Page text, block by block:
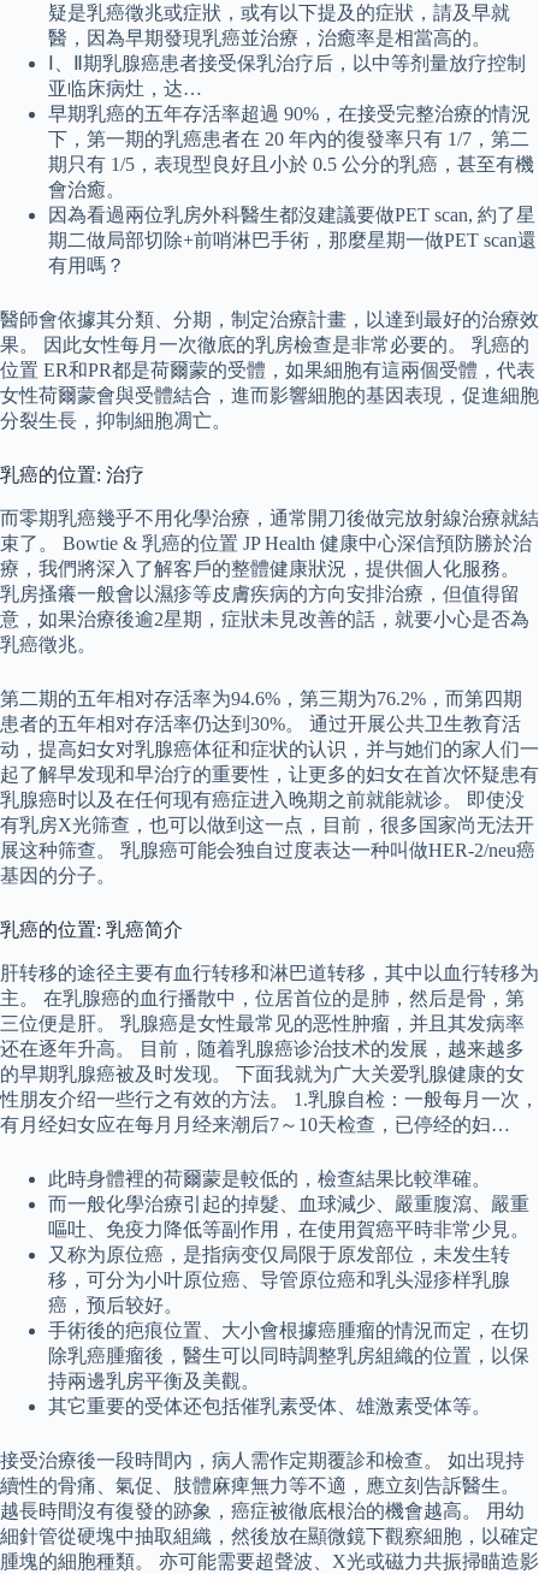
疑是乳癌徵兆或症狀，或有以下提及的症狀，請及早就
醫，因為早期發現乳癌並治療，治癒率是相當高的。
Ⅰ、Ⅱ期乳腺癌患者接受保乳治疗后，以中等剂量放疗控制
亚临床病灶，达…
早期乳癌的五年存活率超過 90%，在接受完整治療的情況
下，第一期的乳癌患者在 20 年內的復發率只有 1/7，第二
期只有 1/5，表現型良好且小於 0.5 公分的乳癌，甚至有機
會治癒。
因為看過兩位乳房外科醫生都沒建議要做PET scan, 約了星
期二做局部切除+前哨淋巴手術，那麼星期一做PET scan還
有用嗎？
醫師會依據其分類、分期，制定治療計畫，以達到最好的治療效
果。 因此女性每月一次徹底的乳房檢查是非常必要的。 乳癌的
位置 ER和PR都是荷爾蒙的受體，如果細胞有這兩個受體，代表
女性荷爾蒙會與受體結合，進而影響細胞的基因表現，促進細胞
分裂生長，抑制細胞凋亡。
乳癌的位置: 治疗
而零期乳癌幾乎不用化學治療，通常開刀後做完放射線治療就結
束了。 Bowtie & 乳癌的位置 JP Health 健康中心深信預防勝於治
療，我們將深入了解客戶的整體健康狀況，提供個人化服務。
乳房搔癢一般會以濕疹等皮膚疾病的方向安排治療，但值得留
意，如果治療後逾2星期，症狀未見改善的話，就要小心是否為
乳癌徵兆。
第二期的五年相对存活率为94.6%，第三期为76.2%，而第四期
患者的五年相对存活率仍达到30%。 通过开展公共卫生教育活
动，提高妇女对乳腺癌体征和症状的认识，并与她们的家人们一
起了解早发现和早治疗的重要性，让更多的妇女在首次怀疑患有
乳腺癌时以及在任何现有癌症进入晚期之前就能就诊。 即使没
有乳房X光筛查，也可以做到这一点，目前，很多国家尚无法开
展这种筛查。 乳腺癌可能会独自过度表达一种叫做HER-2/neu癌
基因的分子。
乳癌的位置: 乳癌简介
肝转移的途径主要有血行转移和淋巴道转移，其中以血行转移为
主。 在乳腺癌的血行播散中，位居首位的是肺，然后是骨，第
三位便是肝。 乳腺癌是女性最常见的恶性肿瘤，并且其发病率
还在逐年升高。 目前，随着乳腺癌诊治技术的发展，越来越多
的早期乳腺癌被及时发现。 下面我就为广大关爱乳腺健康的女
性朋友介绍一些行之有效的方法。 1.乳腺自检：一般每月一次，
有月经妇女应在每月月经来潮后7～10天检查，已停经的妇…
此時身體裡的荷爾蒙是較低的，檢查結果比較準確。
而一般化學治療引起的掉髮、血球減少、嚴重腹瀉、嚴重
嘔吐、免疫力降低等副作用，在使用賀癌平時非常少見。
又称为原位癌，是指病变仅局限于原发部位，未发生转
移，可分为小叶原位癌、导管原位癌和乳头湿疹样乳腺
癌，预后较好。
手術後的疤痕位置、大小會根據癌腫瘤的情況而定，在切
除乳癌腫瘤後，醫生可以同時調整乳房組織的位置，以保
持兩邊乳房平衡及美觀。
其它重要的受体还包括催乳素受体、雄激素受体等。
接受治療後一段時間內，病人需作定期覆診和檢查。 如出現持
續性的骨痛、氣促、肢體麻痺無力等不適，應立刻告訴醫生。
越長時間沒有復發的跡象，癌症被徹底根治的機會越高。 用幼
細針管從硬塊中抽取組織，然後放在顯微鏡下觀察細胞，以確定
腫塊的細胞種類。 亦可能需要超聲波、X光或磁力共振掃瞄造影